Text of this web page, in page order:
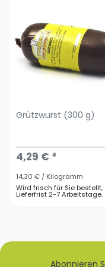
Grützwurst (300 g)
4,29 € *
14,30 € / Kilogramm
Wird frisch für Sie bestellt,
Lieferfrist 2-7 Arbeitstage.
Abonnieren